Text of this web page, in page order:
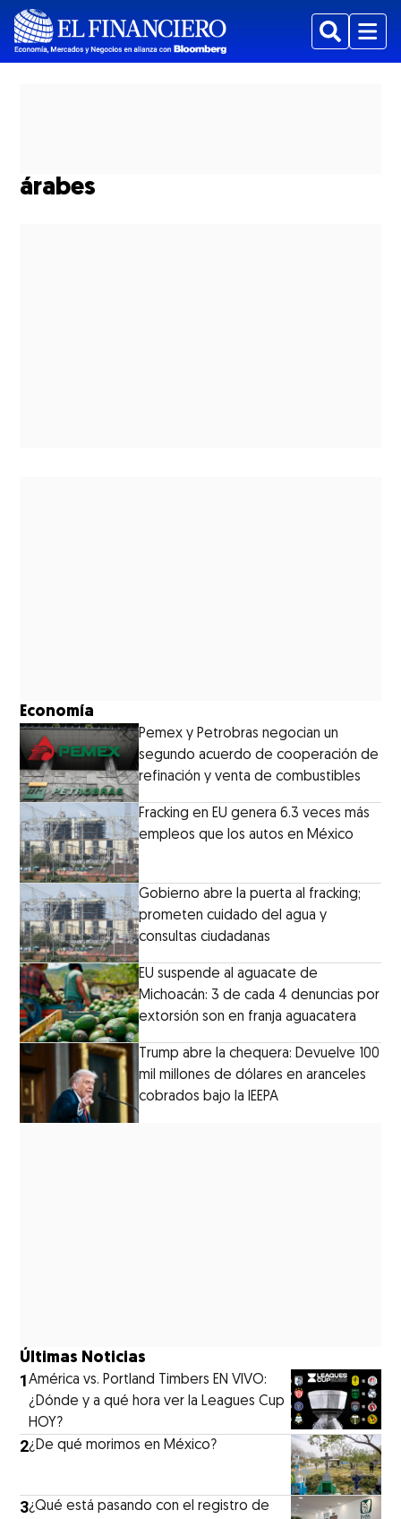
BuscarMenu
árabes
Economía
Pemex y Petrobras negocian un
segundo acuerdo de cooperación de
refinación y venta de combustibles
Fracking en EU genera 6.3 veces más
empleos que los autos en México
Gobierno abre la puerta al fracking;
prometen cuidado del agua y
consultas ciudadanas
EU suspende al aguacate de
Michoacán: 3 de cada 4 denuncias por
extorsión son en franja aguacatera
Trump abre la chequera: Devuelve 100
mil millones de dólares en aranceles
cobrados bajo la IEEPA
Últimas Noticias
1América vs. Portland Timbers EN VIVO:
¿Dónde y a qué hora ver la Leagues Cup
HOY?
2¿De qué morimos en México?
3¿Qué está pasando con el registro de